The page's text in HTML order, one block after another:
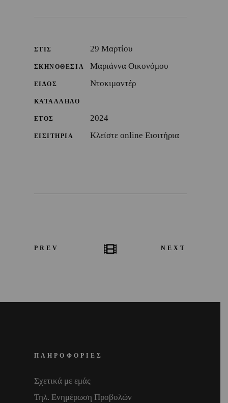
ΣΤΙΣ 29 Μαρτίου
ΣΚΗΝΟΘΕΣΙΑ Μαριάννα Οικονόμου
ΕΙΔΟΣ Ντοκιμαντέρ
ΚΑΤΑΛΛΗΛΟ
ΕΤΟΣ 2024
ΕΙΣΙΤΗΡΙΑ Κλείστε online Εισιτήρια
PREV NEXT
ΠΛΗΡΟΦΟΡΙΕΣ
Σχετικά με εμάς
Τηλ. Ενημέρωση Προβολών